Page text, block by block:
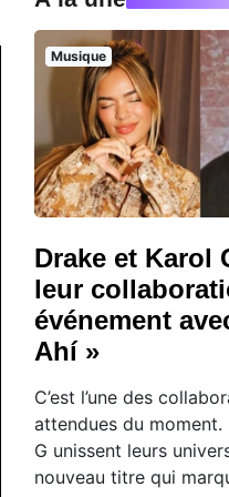
Musique
Drake et Karol
leur
événement
Ahí »
C’est l’une des
attendues du moment.
G unissent leurs
nouveau titre qui